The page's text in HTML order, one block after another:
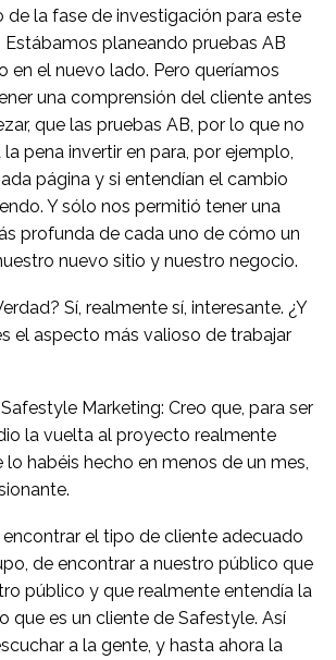
de la fase de investigación para este
planeando pruebas AB
en el nuevo lado. Pero queríamos
una comprensión del cliente antes
que las pruebas AB, por lo que no
pena invertir en para, por ejemplo,
página y si entendían el cambio
Y sólo nos permitió tener una
profunda de cada uno de cómo un
nuevo sitio y nuestro negocio.
Sí, realmente sí, interesante. ¿Y
el aspecto más valioso de trabajar
Marketing: Creo que, para ser
la vuelta al proyecto realmente
lo habéis hecho en menos de un mes,
el tipo de cliente adecuado
de encontrar a nuestro público que
público y que realmente entendía la
que es un cliente de Safestyle. Así
a la gente, y hasta ahora la